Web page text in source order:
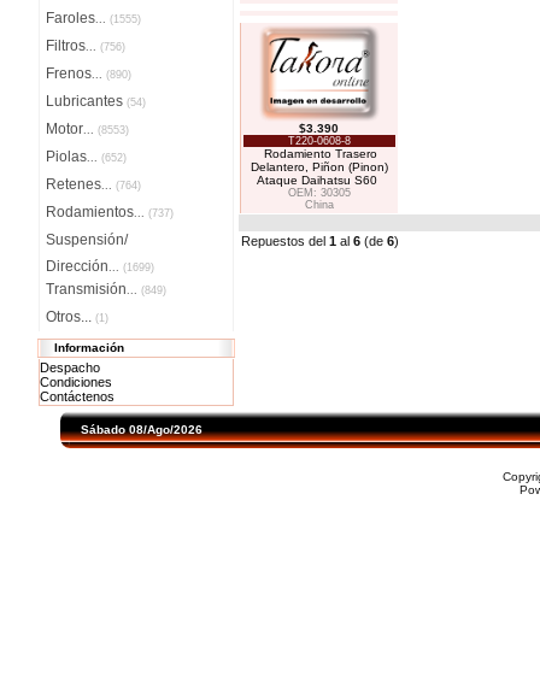
Faroles... (1555)
Filtros... (756)
Frenos... (890)
Lubricantes(54)
Motor... (8553)
Piolas... (652)
Retenes... (764)
Rodamientos... (737)
Suspensión/
Dirección... (1699)
Transmisión... (849)
Otros...(1)
Información
Despacho
Condiciones
Contáctenos
$3.390
T220-0608-8
Rodamiento Trasero
Delantero, Piñon (Pinon)
Ataque Daihatsu S60
OEM: 30305
China
Repuestos del 1al 6(de 6)
Sábado 08/Ago/2026